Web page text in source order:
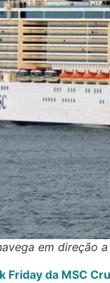
em direção
Friday da MSC